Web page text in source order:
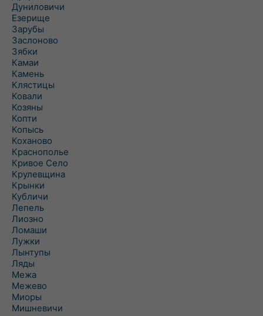
Дуниловичи
Езерище
Зарубы
Заслоново
Зябки
Камаи
Камень
Клястицы
Ковали
Козяны
Копти
Копысь
Коханово
Краснополье
Кривое Село
Крулевщина
Крынки
Кубличи
Лепель
Лиозно
Ломаши
Лужки
Лынтупы
Ляды
Межа
Межево
Миоры
Мишневичи